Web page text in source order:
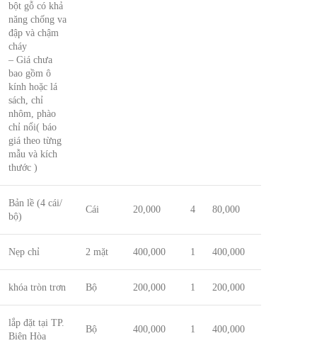
bột gỗ có khả
năng chống va
đập và chậm
cháy
– Giá chưa
bao gồm ô
kính hoặc lá
sách, chỉ
nhôm, phào
chỉ nổi( báo
giá theo từng
mẫu và kích
thước )
Bản lề (4 cái/
bộ)
Cái 20,000 4 80,000
Nẹp chỉ 2 mặt 400,000 1 400,000
khóa tròn trơn Bộ 200,000 1 200,000
lắp đặt tại TP.
Biên Hòa
Bộ 400,000 1 400,000